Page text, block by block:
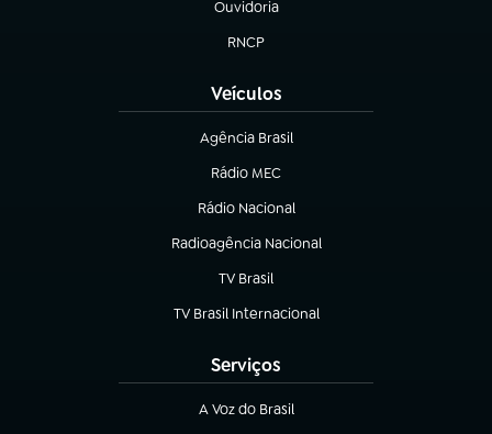
Ouvidoria
(abre em nova aba)
RNCP
(abre em nova aba)
Veículos
Agência Brasil
(abre em nova aba)
Rádio MEC
(abre em nova aba)
Rádio Nacional
Radioagência Nacional
(abre em nova aba)
TV Brasil
(abre em nova aba)
TV Brasil Internacional
(abre em nova aba)
Serviços
A Voz do Brasil
(abre em nova aba)